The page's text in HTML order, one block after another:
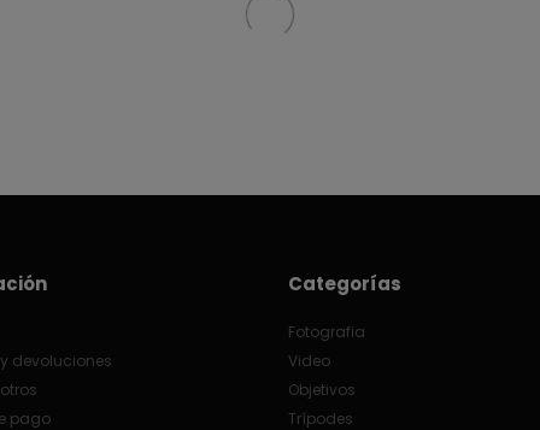
devoluciones
pago
Categorías
Fotografia
Video
Objetivos
Trípodes